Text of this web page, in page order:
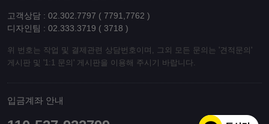
고객상담 : 02.302.7797 ( 7791,7762 )
디자인팀 : 02.333.3719 ( 3718 )
위 번호는 작업 및 결제관련 상담번호이며, 그외 모든 문의는 '견적문의'
게시판 및 '1:1 문의' 게시판을 이용해 주시기 바랍니다.
입금계좌 안내